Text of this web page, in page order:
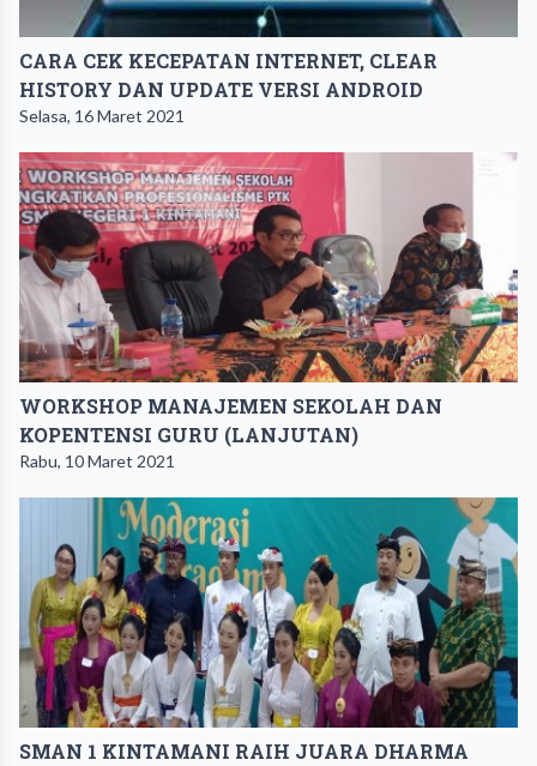
CARA CEK KECEPATAN INTERNET, CLEAR
HISTORY DAN UPDATE VERSI ANDROID
Selasa, 16 Maret 2021
WORKSHOP MANAJEMEN SEKOLAH DAN
KOPENTENSI GURU (LANJUTAN)
Rabu, 10 Maret 2021
SMAN 1 KINTAMANI RAIH JUARA DHARMA